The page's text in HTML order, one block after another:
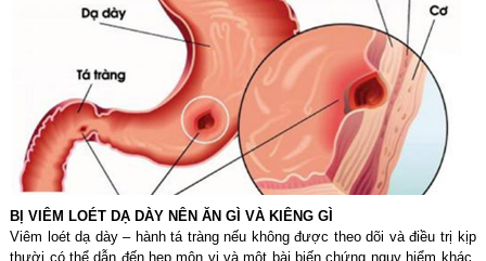
BỊ VIÊM LOÉT DẠ DÀY NÊN ĂN GÌ VÀ KIÊNG GÌ
Viêm loét dạ dày – hành tá tràng nếu không được theo dõi và điều trị kịp
thười có thể dẫn đến hẹp môn vị và một bài biến chứng nguy hiểm khác.